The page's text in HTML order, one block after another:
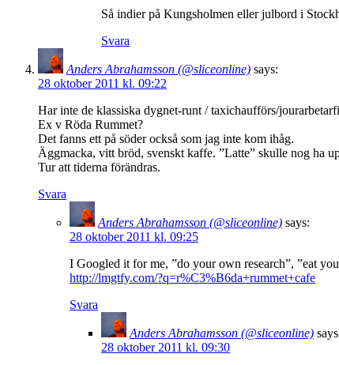
Så indier på Kungsholmen eller julbord i
Svara
Anders Abrahamsson (@sliceonline) says:
28 oktober 2011 kl. 09:22
Har inte de klassiska dygnet-runt / taxichaufförs/
Ex v Röda Rummet?
Det fanns ett på söder också som jag inte kom ihåg.
Äggmacka, vitt bröd, svenskt kaffe. ”Latte” skulle nog ha
Tur att tiderna förändras.
Svara
Anders Abrahamsson (@sliceonline) says:
28 oktober 2011 kl. 09:25
I Googled it for me, ”do your own research”, ”eat
http://lmgtfy.com/?q=r%C3%B6da+rummet+cafe
Svara
Anders Abrahamsson (@sliceonline)
28 oktober 2011 kl. 09:30